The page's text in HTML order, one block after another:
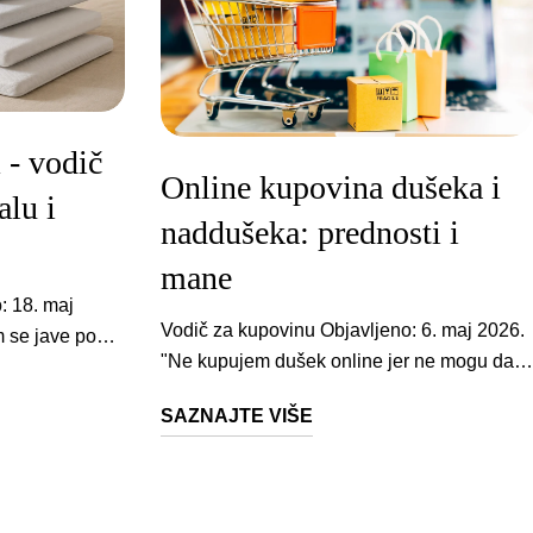
- vodič
i
Memorijska pena je pravi izbor kada je dušek tvrd i ravan i kada se pritisak koncentriše na uske tačke na telu. PU pena radi na potpuno drugačijem principu. Odupire se pritisku i vraća u prvobitni oblik, ne prati deformaciju ispod sebe. To je čini jedinim materijalom koji može da koriguje ulegnuća i neravnine na dušeku. Ako vaš dušek ima vidljiva udubljenja, memorijska pena bi ih samo produbila jer prati oblik svega ispod sebe. PU pena vraća ravnu površinu. Istraživanje trajnosti (Domljan et al., 2024) pokazalo je da PU pena doživljava inicijalnu kompresiju u prvim nedeljama korišćenja, a zatim se stabilizuje i dugoročno zadržava tvrdoću. Kakav je vaš dušek? Naddušek, ili kako ga mnogi zovu prostirka za krevet, može mnogo da popravi osećaj spavanja, ali ne može da zameni dušek koji je izgubio osnovnu podršku. 1 Dušek je tvrd i ravan: memorijska pena Preuzima oblik tela i eliminiše pritisne tačke, dok dušek ispod nastavlja da pruža strukturalnu potporu. Ovo je najčešća situacija sa kojom nam se kupci javljaju: jutarnja ukočenost u leđima, vratu ili kukovima koja se povuče do podneva. 2 Dušek ima blaga ulegnuća (do 3-4 cm): PU pena Vraća ravnu površinu bez obzira na stanje dušeka ispod. Memorijska pena bi ulegnuće samo produbila. 3 Dušek ima duboka ulegnuća (više od 4 cm): novi dušek Nijedan naddušek ne može da kompenzuje strukturalni problem ovog nivoa. Potreban je novi dušek. 4 Kauč ili trosed: PU pena debljine 7-8 cm Kauči nemaju potporu koju ima dušek, pa je potreban deblji i čvršći naddušek koji tu potporu nadoknadi. Brzi test: Lezite na dušek i pritisnite rukom pored tela u zonu gde najčešće ležite. Ako ruka ulazi više od 4 cm pre nego što se oseti otpor, dušek je oštećen i naddušek neće pomoći. Ako se oseti otpor ranije, naddušek je pravo rešenje. Pozicija spavanja → Na boku: memorijska pena, tvrdoća 1.5-2.5/5 Pritisak se koncentriše na ramenu i kuku. Studija Verhaert et al. (2011) potvrdila je da pravilno poravnanje kičme u ovoj poziciji zahteva podlogu koja ustupa na ramenima i kukovima. Modeli: Memo Relax, Cloud Memory ili mekša strana Supreme Comfort-a. → Na leđi
Online kupovina dušeka i
naddušeka: prednosti i
mane
Vodič za kupovinu Objavljeno: 6. maj 2026. "Ne kupujem dušek online jer ne mogu da ga probam" - ovo je rečenica koju čujemo svakodnevno. I potpuno je logična. Ali evo podatka koji menja perspektivu: prosečan kupac u fizičkoj prodavnici provede manje od tri minuta ležeći na dušeku pre nego što donese odluku vrednu nekoliko stotina evra. Tri minuta, pod jakim led svetlom, u farmerkama - a onda na tom dušeku spava 7 do 10 godina. Online kupovina dušeka i naddušeka ima realne mane, ali i prednosti koje prodavci u fizičkim radnjama ne vole da pominju. 2.36x veća šansa za smanjenje bola kod srednje tvrdih dušeka 90 s prosečno vreme testiranja dušeka u prodavnici 4.9/5 prosečna ocena Weltner proizvoda Mit koji košta: "Dušek za krevet moraš da probaš uživo" Ovo je najrasprostranjeniji mit o kupovini dušeka za krevet - i ujedno najskuplji. Zvuči logično: legneš, osetiš, kupiš. Problem je u tome što kratko ležanje u prodavnici ne otkriva ništa korisno o tome kako će Vaša kičma reagovati posle pete ili desete noći. Pritisne tačke na ramenima i kukovima počinju da se osećaju tek posle nekoliko sati kontinuiranog spavanja u jednom položaju. Termoregulacija se ne može testirati za 90 sekundi. Prenos pokreta partnera - nemoguće proceniti bez partnera. Pitanje kako izabrati dušek za spavanje ne rešava se za tri minuta u salonu. Randomizovana klinička studija objavljena u časopisu Lancet sa 313 ispitanika pokazala je da srednje tvrdi dušeci značajno smanjuju bol i poboljšavaju funkcionisanje kod pacijenata sa hroničnim bolom u ledjima - ali taj efekat se merio posle 90 dana, ne posle 90 sekundi u izložbenom salonu. Pacijenti na srednje tvrdim dušecima imali su 2.36 puta veću šansu za poboljšanje u odnosu na pacijente na tvrdim dušecima - posle 90 dana korišćenja. - Kovacs et al., The Lancet, 2003 PubMed Poenta nije da ne treba da probate dušek. Poenta je da ga treba probati u pravim uslovima - u svom krevetu, u svojoj pidžami, minimum dve nedelje. A to je upravo ono što ozbiljni online prodavci nude kroz probne periode. Ne znate koji naddušek Vam odgovara? Umesto nagodjanja u prodavnici, popunite Weltner kviz za naddušeke - na osnovu Vaše težine, pozicije spavanja i trenutnog dušeka dobićete preporuku koja se zasniva na podacima, ne na utisku prodavca. konkretne prednosti 5 razloga zašto online kupovina dušeka nije rizik - već prednost 1 Probni period koji zaista testira - ne glumi testiranje U prodavnici imate 90 sekundi. Online imate 14 do 30 noći da spavate na proizvodu u realnim uslovima. Weltner naddušeci dolaze sa 14 dana probnog perioda, a Weltner dušeci sa čak 30 noći. Ako Vam ne odgovara - vraćate. To je test koji fizička prodavnica nikada ne može da ponudi. 2 Dvostrani dušek eliminiše najčešću grešku Ovo je aspekt koji generički tekstovi o online kupovini potpuno preskaču. Svaki Weltner dušek ima dve strane - mekšu i tvrdu. Ako Vam jedna ne odgovara, okrenete na drugu. Ne morate pogoditi iz prvog pokušaja, a ne morate ni vraćati proizvod. Ovo je najkonkretnija zaštita od pogrešnog izbora koja postoji. 3 Informacije umesto prodajnog pritiska U fizičkoj prodavnici, prodavac Vam retko govori o gustini pene, CertiPUR® sertifikatima ili razlici izmedju memorijske i poliuretanske pene. Online imate vremena da uporedite specifikacije, pročitate recenzije i donesete informisanu odluku. Nema neugodnog osećaja da neko čeka da završite. 4 Niža cena - ali ne iz razloga koji mislite Online prodavci zaista imaju niže cene jer nemaju troškove izložbenog prostora. Ali prava ušteda nije samo u cifri na etiketi - već u tome što ne kupujete nepotrebne dodatke koje Vam prodavac sugeriše na licu mesta. Impulsivne odluke u prodavnici su skupe. 5 1.000+ recenzija govori više od jednog prodavca Jedan prodavac ima interes da Vam proda. Hiljade recenzenata nemaju. Online čitate iskustva ljudi koji su proizvod koristili mesecima u realnim uslovima - to je tip informacije koji izložbeni salon ne može da pruži. Pogledajte sve Weltner dušeke za krevet i naddušeke sa cenama, specifikacijama, recenzijama i dostupnim dimenzijama. Dušeci za krevet Naddušeci realne mane Mane online kupovine - i konkretna rešenja za svaku Bilo bi nepošteno reći da je kupovina dušeka ili prostirke za krevet online bez rizika. Postoje legitimni razlozi za oprez - ali svaki od njih ima konkretno rešenje. Ne možete da osetite materijal pre kupovine Ovo je najčešća briga i potpuno je opravdana. Memorijska pena i poliuretanska pena daju fundamentalno različite osećaje. Jedna se prilagodjava obliku tela i rasterećuje pritisne tačke, druga pruža elastičnu potporu i čvrstinu. Ako nikada niste spavali na memorijskoj peni, teško je zamisliti taj osećaj samo čitajući opis. Rešenje je dvostruko. Prvo - probni period. Vaš dom postaje izložbeni salon, ali bolji, jer testirate u realnim uslovima. Drugo - dvostrani dizajn. Kod Weltner dušeka, svaki model ima mekšu i tvrdu stranu. Dual Comfort na primer ide od 2.5/10 na mekšoj strani (memorijska pena koja "grli" telo) do 7/10 na tvrdoj strani (čvrsta PU potpora). Praktično dva različita dušeka u jednom. Strah od pogrešnog izbora tvrdoće Ovo je najskuplja greška pri online kupovini. Osoba od 60 kg koja spava na boku nema iste potrebe kao osoba od 95 kg koja spava na ledjima. Srednje tvrd dušek za jednu osobu je pretvrda podloga za drugu. Kod naddušeka, dvostrani naddušek Supreme Comfort rešava ovu dilemu - memorijska strana (2.5/5) za mekšu udobnost, PU strana (3.5/5) za čvrstu potporu. Kod dušeka, svaki model funkcioniše na istom principu. Ergonomic 7 nudi 4.5/10 na mekšoj i 7/10 na tvrdoj strani. Elite sa džepičastim oprugama ide od 5/10 do 8/10. Ne morate pogadjati - okrenete dušek i testirate obe strane. Sumnjivi prodavci bez garancije Ovo je realan rizik, ali nije specifičan za online kupovinu. Razlika je u tome što online možete pre kupovine proveriti garanciju, sertifikate i politiku povrata. Tragajte za OEKO-TEX® STANDARD 100 i CertiPUR® sertifikatima - oni garantuju da materijal ne sadrži štetne supstance poput ftalata, formaldehida ili teških metala. Kontrolna lista pre online kupovine dušeka: Probni period (minimum 14 dana za naddušeke, 30 noći za dušeke). Garancija (minimum 5 godina za naddušeke, 10+ za dušeke). Sertifikati vidljivi na stranici proizvoda. Jasna politika povrata. Dvostrani dizajn. Ako bilo šta od ovoga nedostaje - tražite drugog prodavca. šta generički tekstovi preskaču Greška pre kupovine: kupujete dušek kada Vam zapravo treba naddušek Mnogi kupci pretražuju "kupovina dušeka online" iako im zapravo ne treba novi dušek - treba im korekcija postojećeg. Razlika u ceni je dramatična, a rezultat često identičan. Ako je Vaš dušek star 3-5 godina, bez dubokih ulegnuća, ali jednostavno nije dovoljno udoban - naddušek za krevet od 5-8 cm može da transformiše podlogu za spavanje. Dušek koji je previše tvrd postaje udoban sa slojem memorijske pene Cloud Memory 5 cm koja se prilagodjava obliku tela. Dušek sa blagim neravninama dobija novu površinu sa tvrdim naddušekom Aloe Dream 7 cm koji premošćuje deformacije. Ali ako Vaš dušek ima ulegnuća dublja od 3-4 cm, naddušek nije rešenje. Potreban Vam je novi dušek. Nijedan sloj pene ne može da kompenzuje strukturno urušenu podlogu - memorijska pena će samo kopirati deformaciju ispod nje umesto da je koriguje. Kako izabrati dušek online - u tri koraka Izbor se svodi na tri pitanja. Prvo: šta preferirate - stabilnost ili osećaj zagrljaja? Za stabilnost i ortopedsku podršku, Ergonomic 7 sa sedmozonskim jezgrom i posturalnim ćelijama pruža ciljano rasterećenje svakog dela tela. Za mekanu udobnost, Dual Comfort kombinuje termoregulacionu memorijsku penu sa AeroElastic™ slojem koji smanjuje prenos pokreta partnera. I ne zaboravite - oba imaju drugu stranu ako prva ne odgovara. Drugo: kolika je Vaša telesna masa? Osobe teže od 90 kg trebalo bi da razmotre Elite dušek sa džepičastim oprugama - nosivost 120+ kg, svaka opruga reaguje nezavisno, partner se ne budi kada se okrenete. Mekša strana 5/10, tvrda 8/10. Treće: koliki Vam je budžet? Balance Memory je ulazni model koji i dalje nudi dvostrano jezgro, 7 zona udobnosti i TENCEL® navlaku - mekša strana 3/10, tvrda 6.5/10. Udobnost i kvalitet sna postaju izraženiji sa vremenom - od prve do četvrte nedelje korišćenja nove podloge, nezavisno od telesne mase. - Jacobson et al., Journal of Chiropractic Medicine PMC praktičan vodič Čitajte recenzije i iskustva koja rešavaju Vaš problem Recenzija koja kaže "odličan proizvod, preporučujem" ne govori ništa. Recenzija koja kaže "spavam na boku, imala sam bolove u ramenu, posle dve nedelje na ovom dušeku više ne osećam ukočenost" - to su iskustva kupaca koja možete da primenite na svoju situaciju. Bilo da birate dušek za spavanje ili naddušek za krevet, tražite recenzije koje pominju Vašu poziciju spavanja, Vašu telesnu gradju i Vaš konkretan problem. Jednako važno - čitajte negativne recenzije. Ako neko piše da mu je dušek previše tvrd, a Vi tražite čvrstu podlogu, ta "negativna" recenzija je zapravo potvrda da je model dobar za Vas. Kontekst je sve. Poseban slučaj: dušek za bračni krevet - parovi sa različitim preferencama Ovo je situacija u kojoj online kupovina zapravo pobedjuje fizičku prodavnicu. U salonu, oboje legnete na isti dušek i kompromis je neizbežan. Dvostrani Weltner dušek za bračni krevet nudi drugačiji pristup - isprobate obe strane i izaberete onu koja odgovara oboma. Dušeci za bračni krevet dostupni su u dimenzijama 160x200 i 180x200 cm. A kod Elite modela sa džepičastim oprugama, svaka opruga reaguje nezavisno - pomeranje jednog partnera ne budi drugog. česta pitanja Najčešća pitanja o kupovini dušeka i naddušeka online Da li je bezbedno kupiti dušek online? Da, pod uslovom da kupujete od prodavca koji nudi probni period, jasnu garanciju i medjunarodne sertifikate poput OEKO-TEX® i CertiPUR®. Dvostrani dizajn dodatno smanjuje rizik jer imate dve tvrdoće u jednom proizvodu. Šta znači dvostrani dušek? Svaki Weltner dušek ima m
SAZNAJTE VIŠE